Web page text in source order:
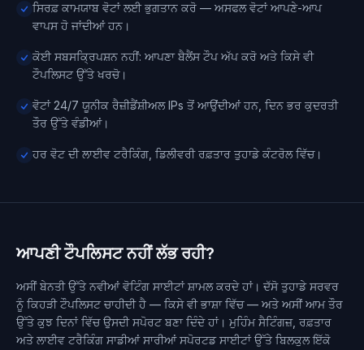
ਸਿਰਫ਼ ਕਾਮਯਾਬ ਵੋਟਾਂ ਲਈ ਭੁਗਤਾਨ ਕਰੋ — ਅਸਫਲ ਵੋਟਾਂ ਆਪਣੇ-ਆਪ
ਵਾਪਸ ਹੋ ਜਾਂਦੀਆਂ ਹਨ।
ਕੋਈ ਸਬਸਕ੍ਰਿਪਸ਼ਨ ਨਹੀਂ: ਆਪਣਾ ਬੈਲੈਂਸ ਟੌਪ ਅੱਪ ਕਰੋ ਅਤੇ ਕਿਸੇ ਵੀ
ਟੌਪਲਿਸਟ ਉੱਤੇ ਖਰਚੋ।
ਵੋਟਾਂ 24/7 ਯੂਨੀਕ ਰੈਜ਼ੀਡੈਂਸ਼ੀਅਲ IPs ਤੋਂ ਆਉਂਦੀਆਂ ਹਨ, ਦਿਨ ਭਰ ਕੁਦਰਤੀ
ਤੌਰ ਉੱਤੇ ਵੰਡੀਆਂ।
ਹਰ ਵੋਟ ਦੀ ਲਾਈਵ ਟਰੈਕਿੰਗ, ਡਿਲੀਵਰੀ ਰਫ਼ਤਾਰ ਤੁਹਾਡੇ ਕੰਟਰੋਲ ਵਿੱਚ।
ਆਪਣੀ ਟੌਪਲਿਸਟ ਨਹੀਂ ਲੱਭ ਰਹੀ?
ਅਸੀਂ ਬੇਨਤੀ ਉੱਤੇ ਨਵੀਆਂ ਵੋਟਿੰਗ ਸਾਈਟਾਂ ਸ਼ਾਮਲ ਕਰਦੇ ਹਾਂ। ਦੱਸੋ ਤੁਹਾਡੇ ਸਰਵਰ
ਨੂੰ ਕਿਹੜੀ ਟੌਪਲਿਸਟ ਚਾਹੀਦੀ ਹੈ — ਕਿਸੇ ਵੀ ਭਾਸ਼ਾ ਵਿੱਚ — ਅਤੇ ਅਸੀਂ ਆਮ ਤੌਰ
ਉੱਤੇ ਕੁਝ ਦਿਨਾਂ ਵਿੱਚ ਉਸਦੀ ਸਪੋਰਟ ਬਣਾ ਦਿੰਦੇ ਹਾਂ। ਮੁਹਿੰਮ ਸੈਟਿੰਗਜ਼, ਰਫ਼ਤਾਰ
ਅਤੇ ਲਾਈਵ ਟਰੈਕਿੰਗ ਸਾਡੀਆਂ ਸਾਰੀਆਂ ਸਪੋਰਟਡ ਸਾਈਟਾਂ ਉੱਤੇ ਬਿਲਕੁਲ ਇੱਕੋ